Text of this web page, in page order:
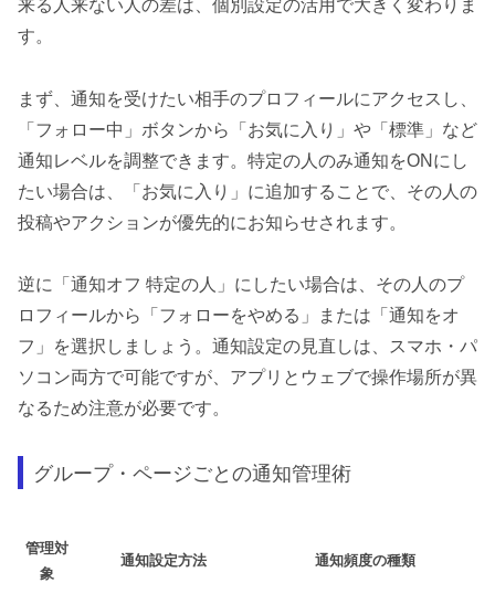
来る人来ない人の差は、個別設定の活用で大きく変わりま
す。
まず、通知を受けたい相手のプロフィールにアクセスし、
「フォロー中」ボタンから「お気に入り」や「標準」など
通知レベルを調整できます。特定の人のみ通知をONにし
たい場合は、「お気に入り」に追加することで、その人の
投稿やアクションが優先的にお知らせされます。
逆に「通知オフ 特定の人」にしたい場合は、その人のプ
ロフィールから「フォローをやめる」または「通知をオ
フ」を選択しましょう。通知設定の見直しは、スマホ・パ
ソコン両方で可能ですが、アプリとウェブで操作場所が異
なるため注意が必要です。
グループ・ページごとの通知管理術
管理対
象
通知設定方法 通知頻度の種類